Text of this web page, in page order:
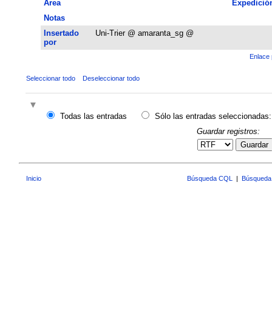
Área
Notas
Insertado
por
Uni-Trier @ amaranta_sg @
Enlace
Seleccionar todo Deseleccionar todo
Todas las entradas
Sólo las entradas seleccionadas:
Guardar registros:
Guardar
Inicio Búsqueda CQL